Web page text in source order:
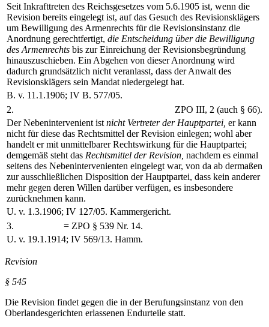
Seit Inkrafttreten des Reichsgesetzes vom 5.6.1905 ist, wenn die
Revision bereits eingelegt ist, auf das Gesuch des Revisionsklägers
um Bewilligung des Armenrechts für die Revisionsinstanz die
Anordnung gerechtfertigt, die Entscheidung über die Bewilligung
des Armenrechts bis zur Einreichung der Revisionsbegründung
hinauszuschieben. Ein Abgehen von dieser Anordnung wird
dadurch grundsätzlich nicht veranlasst, dass der Anwalt des
Revisionsklägers sein Mandat niedergelegt hat.
B. v. 11.1.1906; IV B. 577/05.
2.
ZPO III, 2 (auch § 66).
Der Nebenintervenient ist nicht Vertreter der Hauptpartei, er kann
nicht für diese das Rechtsmittel der Revision einlegen; wohl aber
handelt er mit unmittelbarer Rechtswirkung für die Hauptpartei;
demgemäß steht das Rechtsmittel der Revision, nachdem es einmal
seitens des Nebenintervenienten eingelegt war, von da ab dermaßen
zur ausschließlichen Disposition der Hauptpartei, dass kein anderer
mehr gegen deren Willen darüber verfügen, es insbesondere
zurücknehmen kann.
U. v. 1.3.1906; IV 127/05. Kammergericht.
3.
= ZPO § 539 Nr. 14.
U. v. 19.1.1914; IV 569/13. Hamm.
Revision
§ 545
Die Revision findet gegen die in der Berufungsinstanz von den
Oberlandesgerichten erlassenen Endurteile statt.